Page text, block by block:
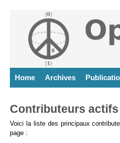
Home Archives
Contributeurs actifs
Voici la liste des principaux
page :